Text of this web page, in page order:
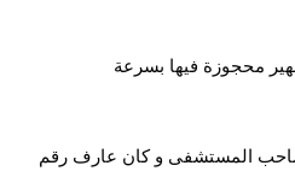
محجوزة فيها بسرعة
المستشفى و كان عارف رقم